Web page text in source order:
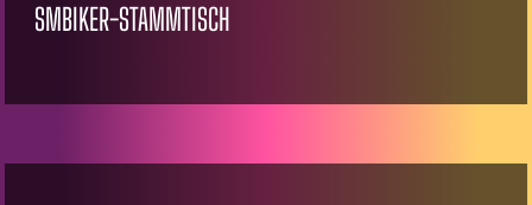
SMBIKER-STAMMTISCH